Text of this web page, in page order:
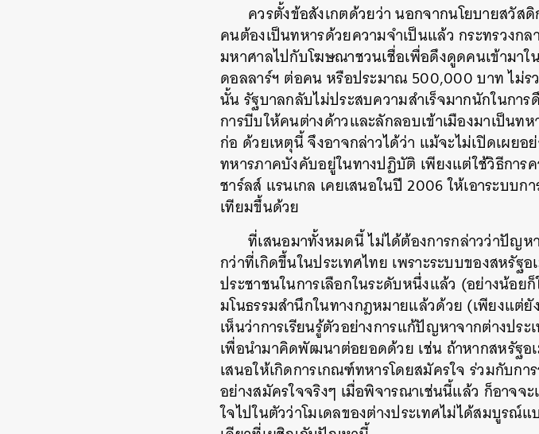
ควรตั้งข้อสังเกตด้วยว่า นอกจากนโยบายสวัส
คนต้องเป็นทหารด้วยความจำเป็นแล้ว กระทรวงก
มหาศาลไปกับโฆษณาชวนเชื่อเพื่อดึงดูดคนเข้ามา
ดอลลาร์ฯ ต่อคน หรือประมาณ 500,000 บาท ไม่ร
นั้น รัฐบาลกลับไม่ประสบความสำเร็จมากนักในกา
การบีบให้คนต่างด้าวและลักลอบเข้าเมืองมาเป็นท
ก่อ ด้วยเหตุนี้ จึงอาจกล่าวได้ว่า แม้จะไม่เปิดเผย
ทหารภาคบังคับอยู่ในทางปฏิบัติ เพียงแต่ใช้วิธีกา
ชาร์ลส์ แรนเกล เคยเสนอในปี 2006 ให้เอาระบบ
เทียมขึ้นด้วย
ที่เสนอมาทั้งหมดนี้ ไม่ได้ต้องการกล่าวว่าปัญ
กว่าที่เกิดขึ้นในประเทศไทย เพราะระบบของสหรัฐ
ประชาชนในการเลือกในระดับหนึ่งแล้ว (อย่างน้อ
มโนธรรมสำนึกในทางกฎหมายแล้วด้วย (เพียงแต่
เห็นว่าการเรียนรู้ตัวอย่างการแก้ปัญหาจากต่างปร
เพื่อนำมาคิดพัฒนาต่อยอดด้วย เช่น ถ้าหากสหรัฐ
เสนอให้เกิดการเกณฑ์ทหารโดยสมัครใจ ร่วมกับก
อย่างสมัครใจจริงๆ เมื่อพิจารณาเช่นนี้แล้ว ก็อาจจ
ใจไปในตัวว่าโมเดลของต่างประเทศไม่ได้สมบูรณ์